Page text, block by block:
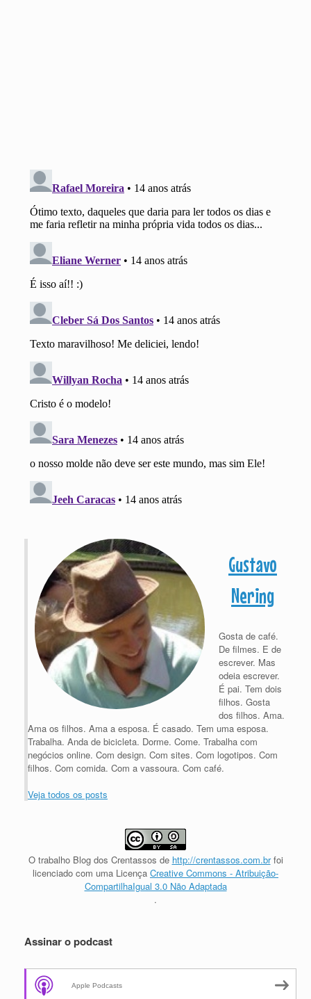
Gustavo
Nering
Gosta de café.
De filmes. E de
escrever. Mas
odeia escrever.
É pai. Tem dois
filhos. Gosta
dos filhos. Ama.
Ama os filhos. Ama a esposa. É casado. Tem uma esposa.
Trabalha. Anda de bicicleta. Dorme. Come. Trabalha com
negócios online. Com design. Com sites. Com logotipos. Com
filhos. Com comida. Com a vassoura. Com café.
Veja todos os posts
O trabalho Blog dos Crentassos de http://crentassos.com.brfoi
licenciado com uma Licença Creative Commons - Atribuição-
CompartilhaIgual 3.0 Não Adaptada
.
Assinar o podcast
Apple Podcasts